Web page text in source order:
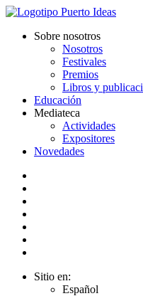
Sobre nosotros
Nosotros
Festivales
Premios
Libros y
Educación
Mediateca
Actividades
Expositores
Novedades
Sitio en:
Español